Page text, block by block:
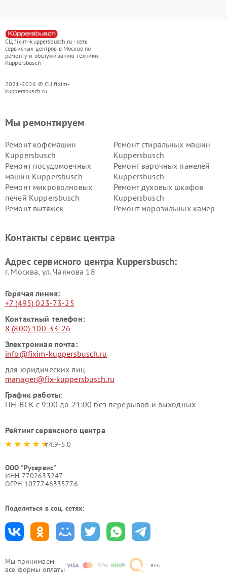
СЦ fixim-kuppersbusch.ru - сеть
сервисных центров в Москве по
ремонту и обслуживанию техники
Kuppersbusch
2021-2026 © СЦ fixim-
kuppersbusch.ru
Мы принимаем
все формы оплаты
Мы ремонтируем
Ремонт кофемашин
Kuppersbusch
Ремонт стиральных машин
Kuppersbusch
Ремонт посудомоечных
машин Kuppersbusch
Ремонт варочных панелей
Kuppersbusch
Ремонт микроволновых
печей Kuppersbusch
Ремонт духовых шкафов
Kuppersbusch
Ремонт вытяжек
Ремонт морозильных камер
Kuppersbusch
вакуумных упаковщиков
Ремонт сушильных машин Kuppersbusch
Контакты сервис центра
Адрес сервисного центра Kuppersbusch:
г. Москва, ул. Чаянова 18
Горячая линия:
+7 (495) 023-73-25
Контактный телефон:
8 (800) 100-33-26
Электронная почта:
info@fixim-kuppersbusch.ru
для юридических лиц
manager@fix-kuppersbusch.ru
График работы:
ПН-ВСК с 9:00 до 21:00 без перерывов и выходных
Рейтинг сервисного центра
4.9-5.0
ООО "Русервис"
ИНН 7702633247
ОГРН 1077746335776
Поделиться в соц. сетях: